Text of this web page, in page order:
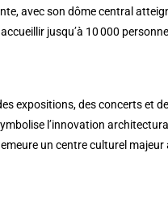
avec son dôme central
jusqu’à 10 000
expositions, des concerts et
l’innovation
un centre culturel majeur